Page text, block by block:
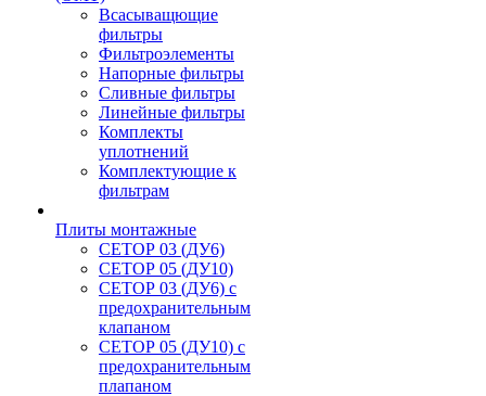
Всасыващющие
фильтры
Фильтроэлементы
Напорные фильтры
Сливные фильтры
Линейные фильтры
Комплекты
уплотнений
Комплектующие к
фильтрам
Плиты монтажные
CЕТОР 03 (ДУ6)
CЕТОР 05 (ДУ10)
CЕТОР 03 (ДУ6) с
предохранительным
клапаном
CЕТОР 05 (ДУ10) с
предохранительным
плапаном